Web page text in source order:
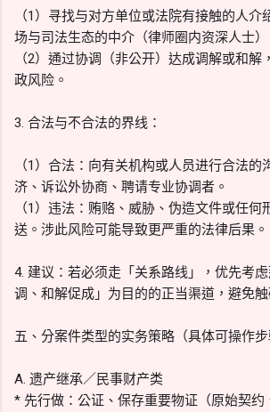
（1）寻找与对方单位或法院有接触的人介
场与司法生态的中介（律师圈内资深人士）
（2）通过协调（非公开）达成调解或和解
政风险。
3. 合法与不合法的界线：
（1）合法：向有关机构或人员进行合法的
济、诉讼外协商、聘请专业协调者。
（1）违法：贿赂、威胁、伪造文件或任何
送。涉此风险可能导致更严重的法律后果。
4. 建议：若必须走「关系路线」，优先考
调、和解促成」为目的的正当渠道，避免触
五、分案件类型的实务策略（具体可操作步
A. 遗产继承／民事财产类
* 先行做：公证、保存重要物证（原始契约